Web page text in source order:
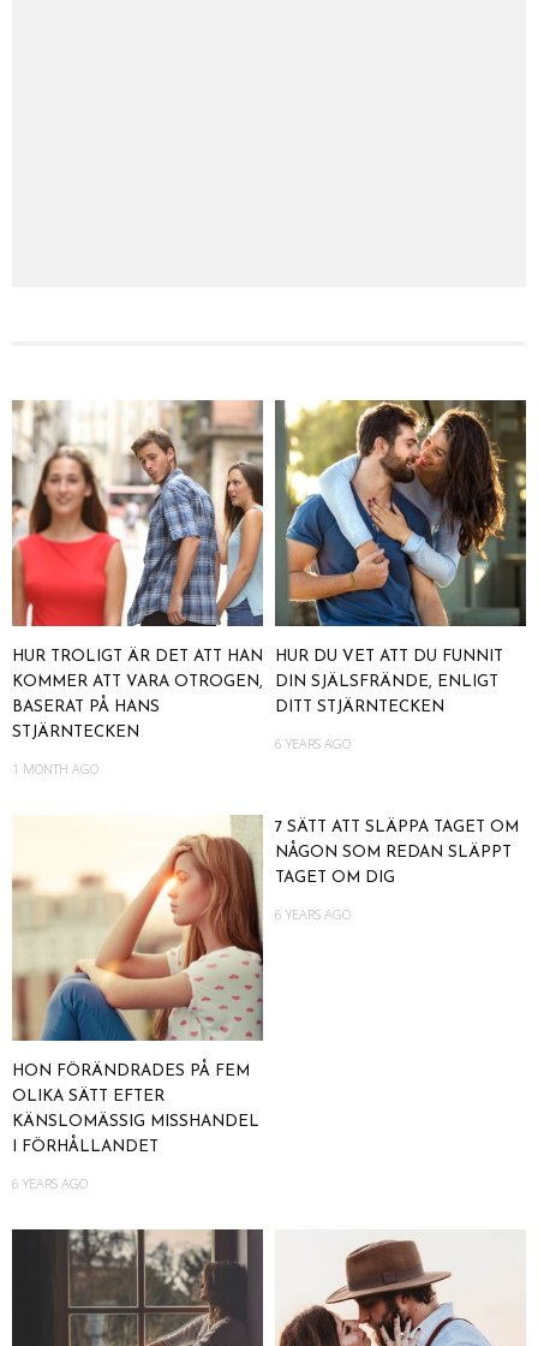
HUR TROLIGT ÄR DET ATT HAN
KOMMER ATT VARA OTROGEN,
BASERAT PÅ HANS
STJÄRNTECKEN
1 MONTH AGO
HUR DU VET ATT DU FUNNIT
DIN SJÄLSFRÄNDE, ENLIGT
DITT STJÄRNTECKEN
6 YEARS AGO
HON FÖRÄNDRADES PÅ FEM
OLIKA SÄTT EFTER
KÄNSLOMÄSSIG MISSHANDEL
I FÖRHÅLLANDET
6 YEARS AGO
7 SÄTT ATT SLÄPPA TAGET OM
NÅGON SOM REDAN SLÄPPT
TAGET OM DIG
6 YEARS AGO